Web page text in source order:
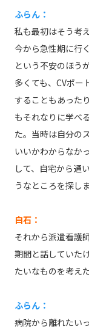
ふらん：
私も最初はそう考
今から急性期に行
という不安のほう
多くても、CVポー
することもあった
もそれなりに学べ
た。当時は自分の
いいかわからなか
して、自宅から通
うなところを探し
白石：
それから派遣看護
期間と話していた
たいなものを考え
ふらん：
病院から離れたい